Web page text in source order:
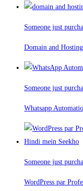
Someone just
Domain and
Someone just
Whatsapp
Someone just
WordPress par